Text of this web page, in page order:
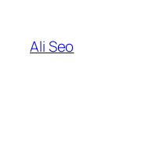
content
Ali Seo